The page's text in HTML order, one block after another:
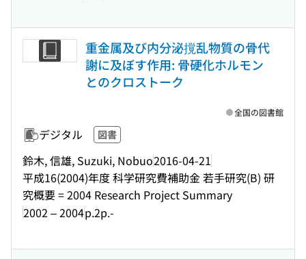
重金属及び内分泌撹乱物質の骨代
謝に及ぼす作用: 骨硬化ホルモン
とのクロストーク
デジタル 図書
鈴木, 信雄, Suzuki, Nobuo2016-04-21
平成16(2004)年度 科学研究費補助金 若手研究(B) 研
究概要 = 2004 Research Project Summary
2002 – 2004p.2p.-
全国の図書館